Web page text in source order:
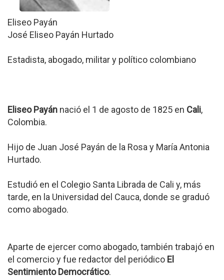
Eliseo Payán
José Eliseo Payán Hurtado
Estadista, abogado, militar y político colombiano
Eliseo Payán nació el 1 de agosto de 1825 en Cali,
Colombia.
Hijo de Juan José Payán de la Rosa y María Antonia
Hurtado.
Estudió en el Colegio Santa Librada de Cali y, más
tarde, en la Universidad del Cauca, donde se graduó
como abogado.
Aparte de ejercer como abogado, también trabajó en
el comercio y fue redactor del periódico El
Sentimiento Democrático.